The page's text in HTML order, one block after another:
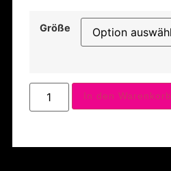
Größe
In den Warenkorb